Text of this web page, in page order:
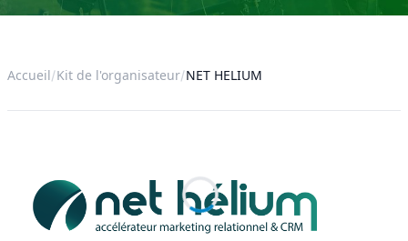
Accueil Kit de l'organisateur NET HELIUM